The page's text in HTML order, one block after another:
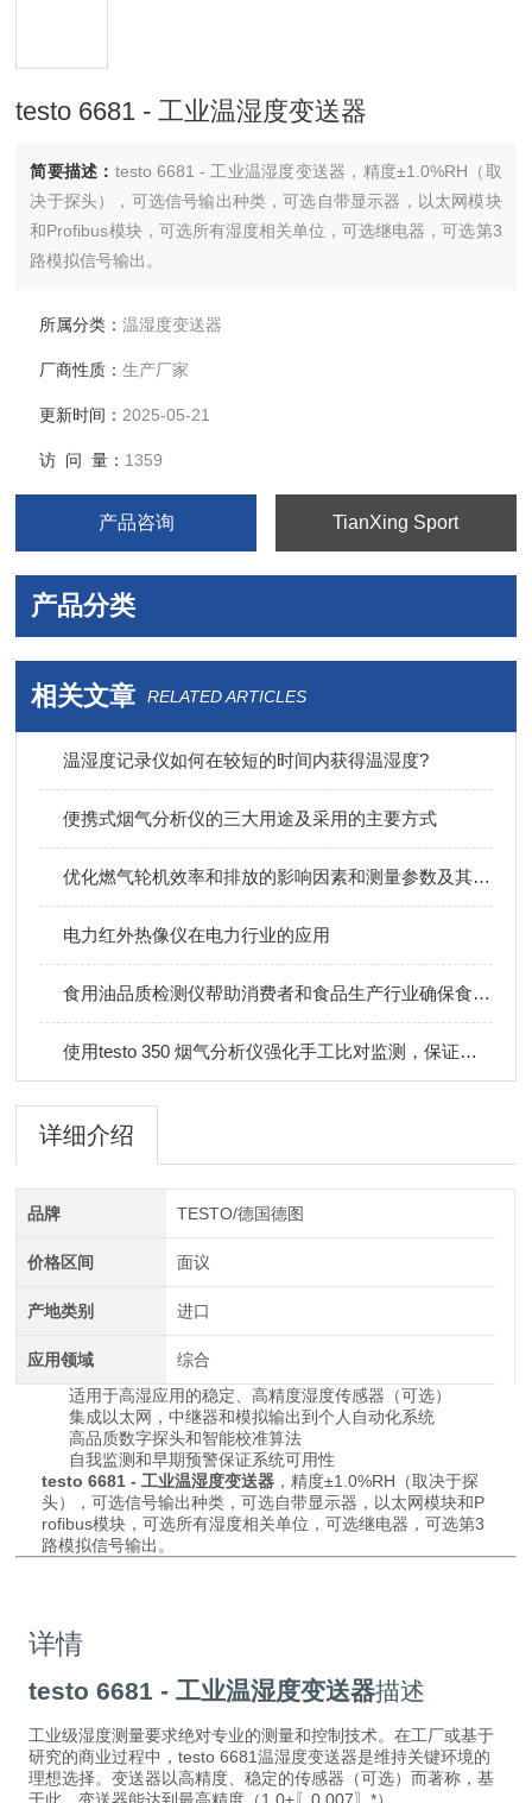
testo 6681 - 工业温湿度变送器
简要描述： testo 6681 - 工业温湿度变送器，精度±1.0%RH（取
决于探头），可选信号输出种类，可选自带显示器，以太网模块
和Profibus模块，可选所有湿度相关单位，可选继电器，可选第3
路模拟信号输出。
所属分类：温湿度变送器
厂商性质：生产厂家
更新时间： 2025-05-21
访 问 量： 1359
产品咨询 TianXing Sport
产品分类
相关文章 RELATED ARTICLES
温湿度记录仪如何在较短的时间内获得温湿度?
便携式烟气分析仪的三大用途及采用的主要方式
优化燃气轮机效率和排放的影响因素和测量参数及其重要性
电力红外热像仪在电力行业的应用
食用油品质检测仪帮助消费者和食品生产行业确保食用油的品质和安全性
使用testo 350 烟气分析仪强化手工比对监测，保证数据真实性
详细介绍
品牌 TESTO/德国德图
价格区间 面议
产地类别 进口
应用领域
综合
适用于高湿应用的稳定、高精度湿度传感器（可选）
集成以太网，中继器和模拟输出到个人自动化系统
高品质数字探头和智能校准算法
自我监测和早期预警保证系统可用性
testo 6681 - 工业温湿度变送器 ，精度±1.0%RH（取决于探
头），可选信号输出种类，可选自带显示器，以太网模块和P
rofibus模块，可选所有湿度相关单位，可选继电器，可选第3
路模拟信号输出。
详情
testo 6681 - 工业温湿度变送器描述
工业级湿度测量要求绝对专业的测量和控制技术。在工厂或基于
研究的商业过程中，testo 6681温湿度变送器是维持关键环境的
理想选择。变送器以高精度、稳定的传感器（可选）而著称，基